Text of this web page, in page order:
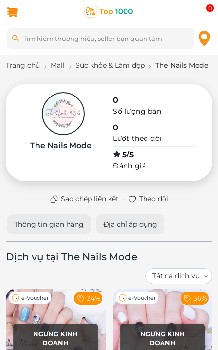
0
Trang chủ Mall Sức khỏe & Làm đẹp The Nails Mode
The Nails Mode
0
Số lượng bán
0
Lượt theo dõi
5/5
Đánh giá
Sao chép liên kết · Theo dõi
Thông tin gian hàng Địa chỉ áp dụng
Dịch vụ tại The Nails Mode
NGỪNG KINH
DOANH
e-Voucher 34%
NGỪNG KINH
DOANH
e-Voucher 56%